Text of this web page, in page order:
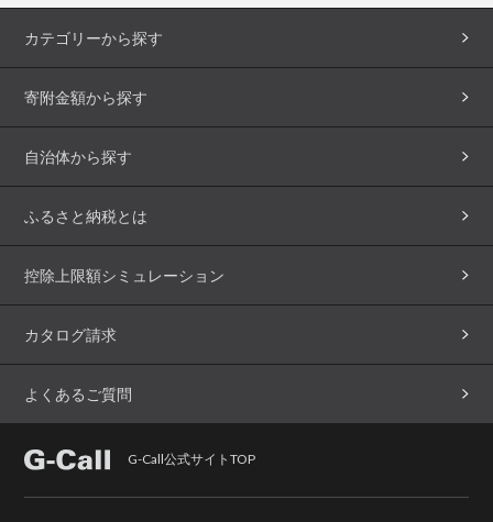
カテゴリーから探す
寄附金額から探す
自治体から探す
ふるさと納税とは
控除上限額シミュレーション
カタログ請求
よくあるご質問
G-Call公式サイトTOP